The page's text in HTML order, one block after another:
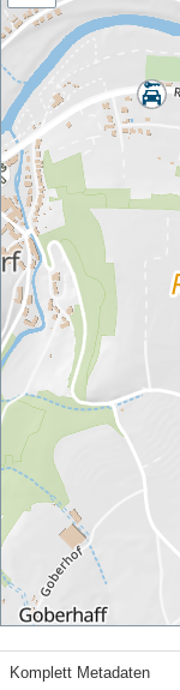
Komplett Metadaten